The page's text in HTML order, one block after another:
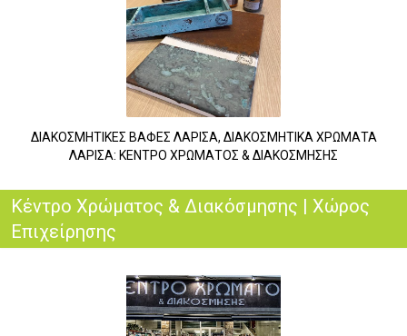
ΔΙΑΚΟΣΜΗΤΙΚΕΣ ΒΑΦΕΣ ΛΑΡΙΣΑ, ΔΙΑΚΟΣΜΗΤΙΚΑ ΧΡΩΜΑΤΑ
ΛΑΡΙΣΑ: ΚΕΝΤΡΟ ΧΡΩΜΑΤΟΣ & ΔΙΑΚΟΣΜΗΣΗΣ
Κέντρο Χρώματος & Διακόσμησης | Χώρος
Επιχείρησης